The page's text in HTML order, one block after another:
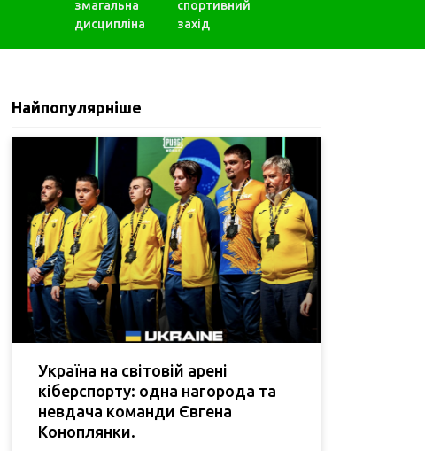
змагальна
дисципліна
спортивний
захід
Найпопулярніше
Україна на світовій арені
кіберспорту: одна нагорода та
невдача команди Євгена
Коноплянки.